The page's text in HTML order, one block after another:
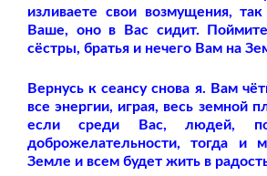
изливаете свои возмущения,
Ваше, оно в Вас сидит.
сёстры, братья и нечего Вам на
Вернусь к сеансу снова я. Вам
все энергии, играя, весь земной
если среди Вас, людей,
доброжелательности, тогда и
Земле и всем будет жить в